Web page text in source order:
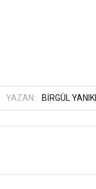
YAZAN: BIRGÜL